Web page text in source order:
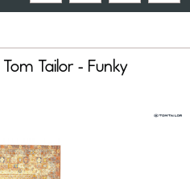
Tailor - Funky